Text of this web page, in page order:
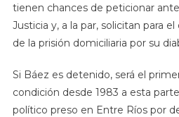
tienen chances de peticionar
Justicia y, a la par, solicitan para
de la prisión domiciliaria por su
Si Báez es detenido, será el
condición desde 1983 a esta
político preso en Entre Ríos por